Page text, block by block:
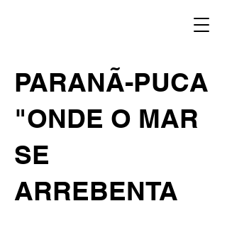
PARANÃ-PUCA
"ONDE O MAR
SE
ARREBENTA